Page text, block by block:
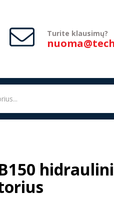
Turite klausimų?
B150